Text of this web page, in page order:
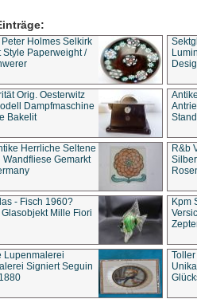
Holmes Selkirk
Style Paperweight /
Orig. Oesterwitz
Dampfmaschine
Bakelit
Herrliche Seltene
Gemarkt
R&b
- Fisch 1960?
Mille Fiori
Kpm
Lupenmalerei
Signiert Seguin